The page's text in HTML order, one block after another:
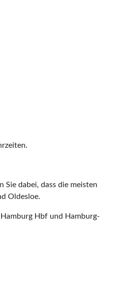
dabei, dass die meisten
Oldesloe.
Hbf und Hamburg-